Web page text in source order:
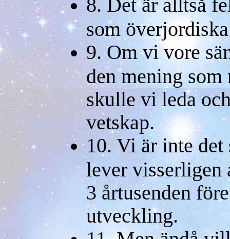
8. Det är alltså
som
9. Om vi vore
den mening som
skulle vi leda
vetskap.
10. Vi är inte
lever visserligen
3 årtusenden
utveckling.